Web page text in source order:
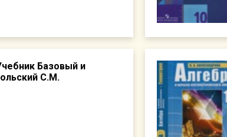
Базовый и
С.М.